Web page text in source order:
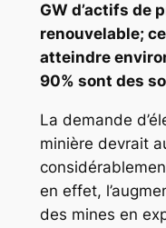
GW d’actifs de
renouvelable;
atteindre
90% sont des
La demande
minière devrait
en effet,
des mines en